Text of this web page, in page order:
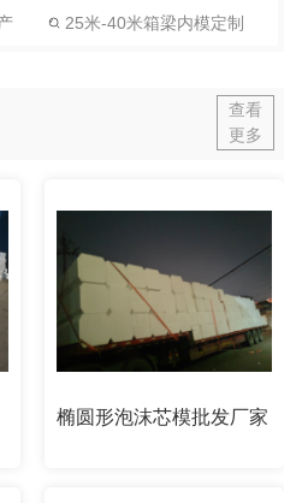
25米-40米箱梁内模定制
查看
更多
椭圆形泡沫芯模批发厂家